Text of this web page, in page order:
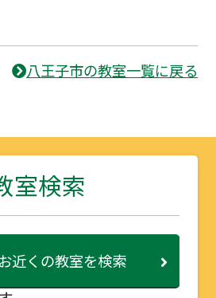
八王子市の教室一覧に戻る
室検索
お近くの教室を検索